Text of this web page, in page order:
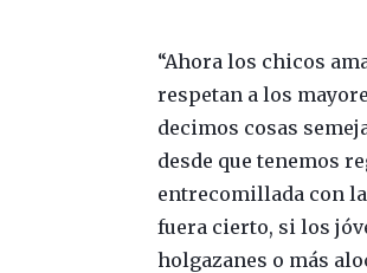
“Ahora los chicos
respetan a los
decimos cosas
desde que tenemos
entrecomillada con la
fuera cierto, si los
holgazanes o más